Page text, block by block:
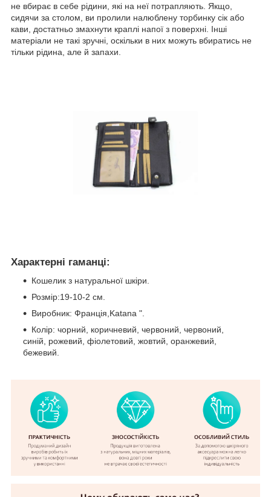
не вбирає в себе рідини, які на неї потрапляють. Якщо,
сидячи за столом, ви пролили налюблену торбинку сік або
кави, достатньо змахнути краплі напої з поверхні. Інші
матеріали не такі зручні, оскільки в них можуть вбиратись не
тільки рідина, але й запахи.
Характерні гаманці:
Кошелик з натуральної шкіри.
Розмір:19-10-2 см.
Виробник: Франція,Katana ".
Колір: чорний, коричневий, червоний, червоний,
синій, рожевий, фіолетовий, жовтий, оранжевий,
бежевий.